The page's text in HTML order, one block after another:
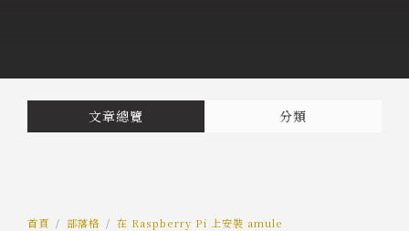
預約服務
影像紀錄
我的作品
文章總覽 分類
首頁 部落格 在 Raspberry Pi 上安裝 amule